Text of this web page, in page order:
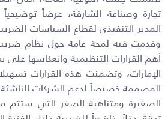
تجارة وصناعة الشارقة، عرضاً
المدير التنفيذي لقطاع السياسات
وقدمت فيه لمحة عامة حول نظام
أهم القرارات التنظيمية وانعكاسها على
الإمارات، وتضمنت هذه القرارات
المصممة خصيصاً لدعم الشركات
الصغيرة ومتناهية الصغر التي ستتم